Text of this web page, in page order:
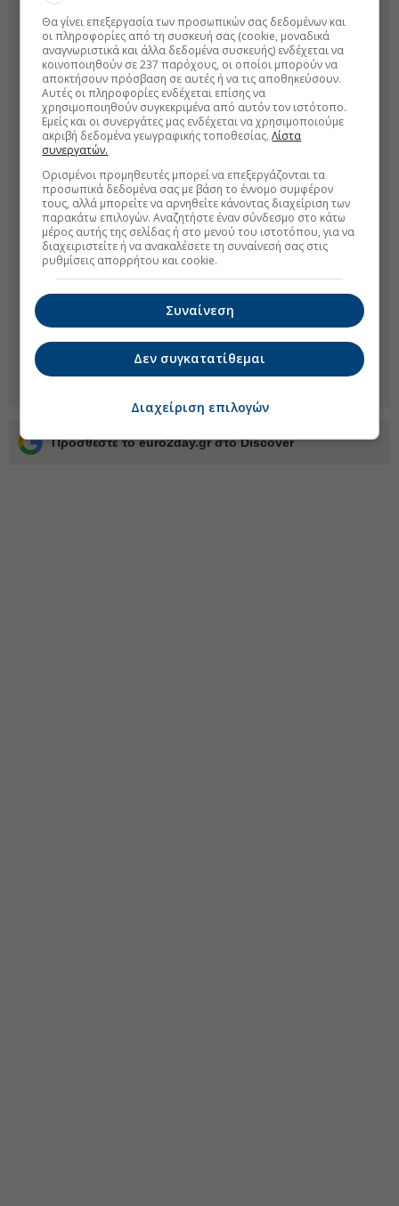
Προσθέστε το euro2day.gr στο Discover
Θα γίνει επεξεργασία των προσωπικών σας δεδομένων και
οι πληροφορίες από τη συσκευή σας (cookie, μοναδικά
αναγνωριστικά και άλλα δεδομένα συσκευής) ενδέχεται να
κοινοποιηθούν σε 237 παρόχους, οι οποίοι μπορούν να
αποκτήσουν πρόσβαση σε αυτές ή να τις αποθηκεύσουν.
Αυτές οι πληροφορίες ενδέχεται επίσης να
χρησιμοποιηθούν συγκεκριμένα από αυτόν τον ιστότοπο.
Εμείς και οι συνεργάτες μας ενδέχεται να χρησιμοποιούμε
ακριβή δεδομένα γεωγραφικής τοποθεσίας.Λίστα
συνεργατών.
Ορισμένοι προμηθευτές μπορεί να επεξεργάζονται τα
προσωπικά δεδομένα σας με βάση το έννομο συμφέρον
τους, αλλά μπορείτε να αρνηθείτε κάνοντας διαχείριση των
παρακάτω επιλογών. Αναζητήστε έναν σύνδεσμο στο κάτω
μέρος αυτής της σελίδας ή στο μενού του ιστοτόπου, για να
διαχειριστείτε ή να ανακαλέσετε τη συναίνεσή σας στις
ρυθμίσεις απορρήτου και cookie.
Συναίνεση
Δεν συγκατατίθεμαι
Διαχείριση επιλογών